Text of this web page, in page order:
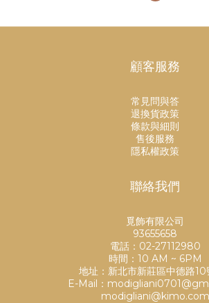
顧客服務
常見問與答
退換貨政策
條款與細則
售後服務
隱私權政策
聯絡我們
覓飾有限公司
93655658
電話：02-27112980
時間：10 AM ~ 6PM
地址：新北市新莊區中德路10
E-Mail：
modigliani@kimo.com